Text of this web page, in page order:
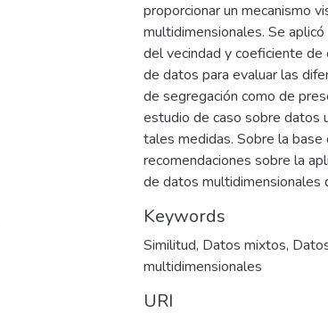
proporcionar un mecanismo
multidimensionales. Se
del vecindad y coeficiente
de datos para evaluar las
de segregación como de
estudio de caso sobre datos
tales medidas. Sobre la
recomendaciones sobre la
de datos multidimensionales
Keywords
Similitud, Datos mixtos,
multidimensionales
URI